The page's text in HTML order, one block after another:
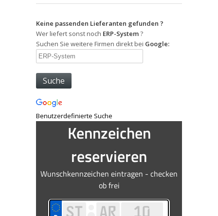
Keine passenden Lieferanten gefunden ?
Wer liefert sonst noch ERP-System?
Suchen Sie weitere Firmen direkt bei Google:
Benutzerdefinierte Suche